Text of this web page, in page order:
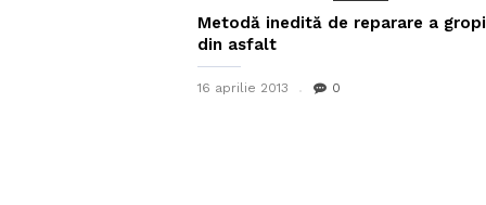
Metodă inedită de reparare a
din asfalt
16 aprilie 2013 0